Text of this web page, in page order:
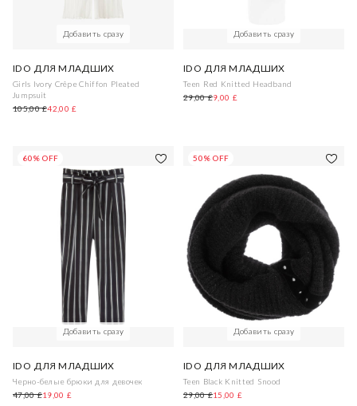
Добавить сразу
IDO ДЛЯ МЛАДШИХ
Girls Ivory Crêpe Chiffon Pleated
Jumpsuit
105,00 £42,00 £
Добавить сразу
IDO ДЛЯ МЛАДШИХ
Teen Red Knitted Headband
29,00 £9,00 £
60% OFF
Добавить сразу
IDO ДЛЯ МЛАДШИХ
Черно-белые брюки для девочек
47,00 £19,00 £
50% OFF
Добавить сразу
IDO ДЛЯ МЛАДШИХ
Teen Black Knitted Snood
29,00 £15,00 £